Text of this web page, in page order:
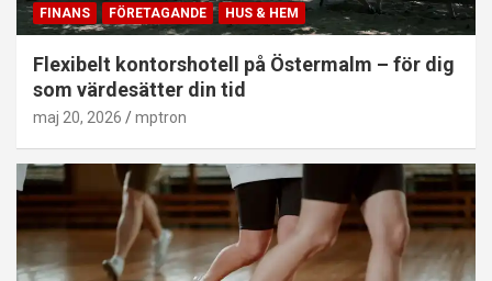
FINANS FÖRETAGANDE HUS & HEM
Flexibelt kontorshotell på Östermalm – för dig
som värdesätter din tid
maj 20, 2026 mptron